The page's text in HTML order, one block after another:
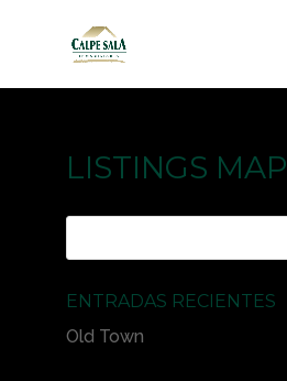
LISTINGS MAP
ENTRADAS RECIENTES
Old Town